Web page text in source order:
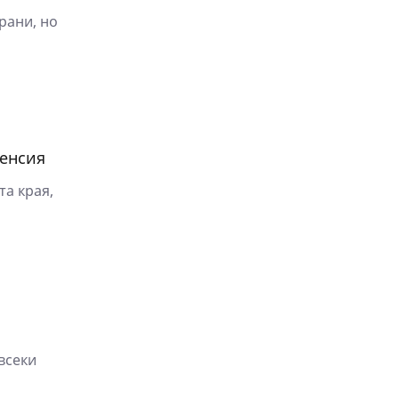
но
края,